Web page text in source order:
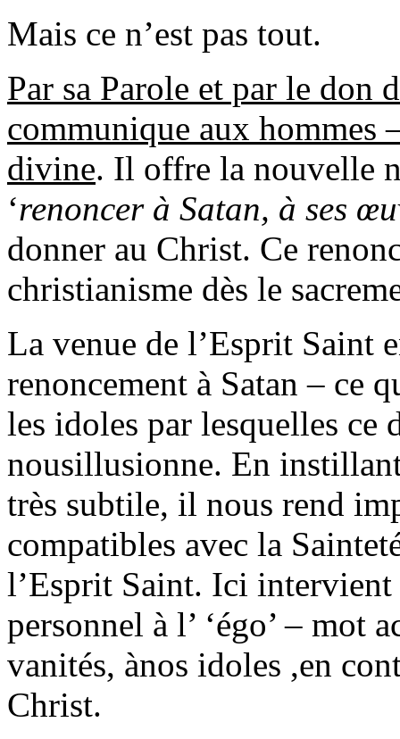
Mais ce n’est pas tout.
Par sa Parole et par le don
communique aux hommes
divine. Il offre la nouvelle
‘renoncer à Satan, à ses
donner au Christ. Ce
christianisme dès le
La venue de l’Esprit Saint
renoncement à Satan – ce
les idoles par lesquelles ce
nousillusionne. En
très subtile, il nous rend
compatibles avec la
l’Esprit Saint. Ici intervient
personnel à l’ ‘égo’ – mot
vanités, ànos idoles ,en
Christ.